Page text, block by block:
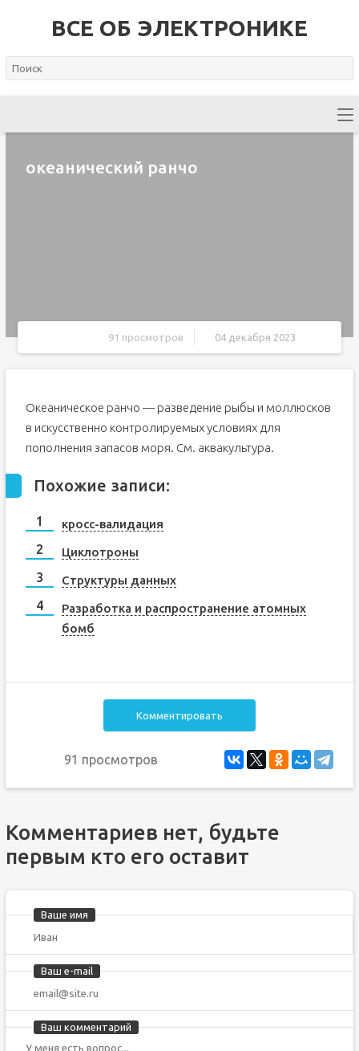
ВСЕ ОБ ЭЛЕКТРОНИКЕ
океанический ранчо
91 просмотров 04 декабря 2023
Океаническое ранчо — разведение рыбы и моллюсков
в искусственно контролируемых условиях для
пополнения запасов моря. См. аквакультура.
Похожие записи:
кросс-валидация
Циклотроны
Структуры данных
Разработка и распространение атомных
бомб
Комментировать
91 просмотров
Комментариев нет, будьте
первым кто его оставит
Ваше имя
Ваш e-mail
Ваш комментарий